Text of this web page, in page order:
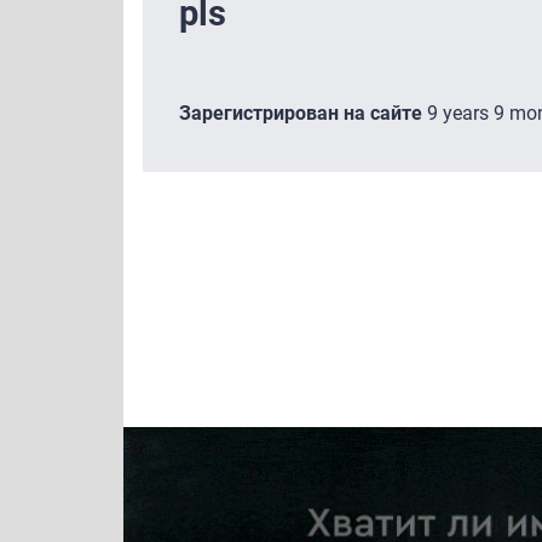
pls
Зарегистрирован на сайте 9 years 9